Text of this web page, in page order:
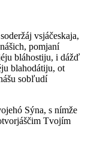
vsjáčeskaja,
pomjaní
bláhostiju, i dážď
blahodátiju, ot
sobľudí
Sýna, s nímže
Tvojím